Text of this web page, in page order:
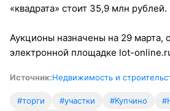
«квадрата» стоит 35,9 млн рублей.
Аукционы назначены на 29 марта,
электронной площадке lot-
Источник:Недвижимость и
#торги #участки #Купчино